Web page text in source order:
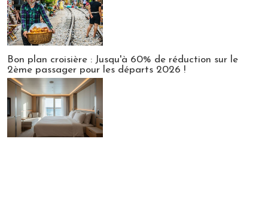
Bon plan croisière : Jusqu'à 60% de réduction sur le
2ème passager pour les départs 2026 !